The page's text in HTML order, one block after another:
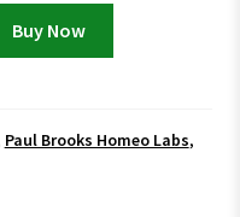
Buy Now
Paul Brooks Homeo Labs,